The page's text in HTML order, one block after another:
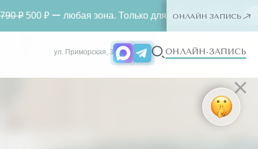
ул. Приморская, 3 ОНЛАЙН-ЗАПИСЬ
₽ ー любая зона. Только для новых клиентовОНЛАЙН ЗАПИСЬ